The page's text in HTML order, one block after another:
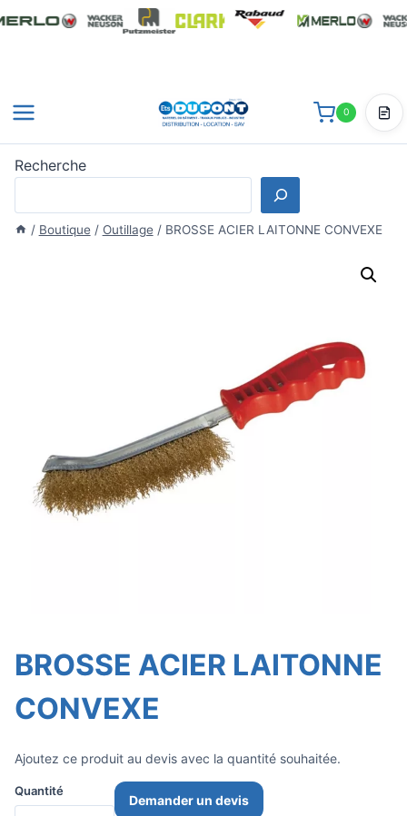
0
/ Boutique / Outillage / BROSSE ACIER LAITONNE CONVEXE
BROSSE ACIER LAITONNE
CONVEXE
Ajoutez ce produit au devis avec la quantité souhaitée.
Quantité
Demander un devis
Recherche